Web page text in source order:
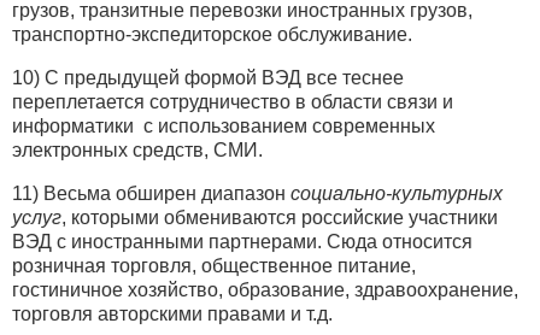
грузов, транзитные перевозки иностранных грузов,
транспортно-экспедиторское обслуживание.
10) С предыдущей формой ВЭД все теснее
переплетается сотрудничество в области связи и
информатики с использованием современных
электронных средств, СМИ.
11) Весьма обширен диапазон социально-культурных
услуг, которыми обмениваются российские участники
ВЭД с иностранными партнерами. Сюда относится
розничная торговля, общественное питание,
гостиничное хозяйство, образование, здравоохранение,
торговля авторскими правами и т.д.